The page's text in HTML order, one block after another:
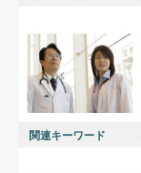
関連キーワード